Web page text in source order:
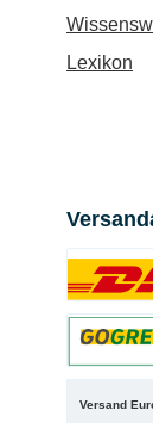
Lexikon
Versand